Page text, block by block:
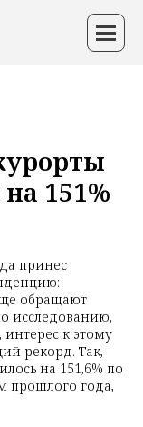
151%
принес
обращают
исследованию,
к этому
рекорд. Так,
на 151,6% по
прошлого года,